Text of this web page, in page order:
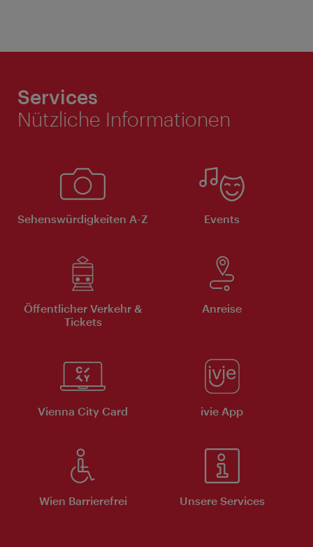
Services
Nützliche Informationen
Sehenswürdigkeiten A-Z Events
Öffentlicher Verkehr &
Tickets
Anreise
Vienna City Card ivie App
Wien Barrierefrei Unsere Services